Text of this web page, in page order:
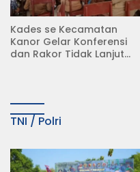
Kades se Kecamatan
Kanor Gelar Konferensi
dan Rakor Tidak Lanjut
TNI / Polri